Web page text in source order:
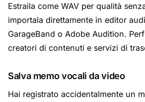
Estraila come WAV per qualità
importala direttamente in editor
GarageBand o Adobe Audition.
creatori di contenuti e servizi di
Salva memo vocali da video
Hai registrato accidentalmente un